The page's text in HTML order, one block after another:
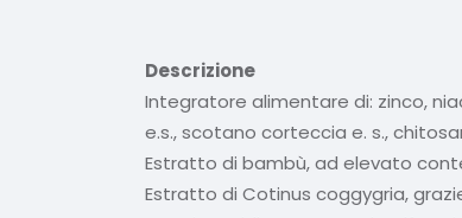
Descrizione
Integratore alimentare di: zinco,
e.s., scotano corteccia e. s.,
Estratto di bambù, ad elevato
Estratto di Cotinus coggygria,